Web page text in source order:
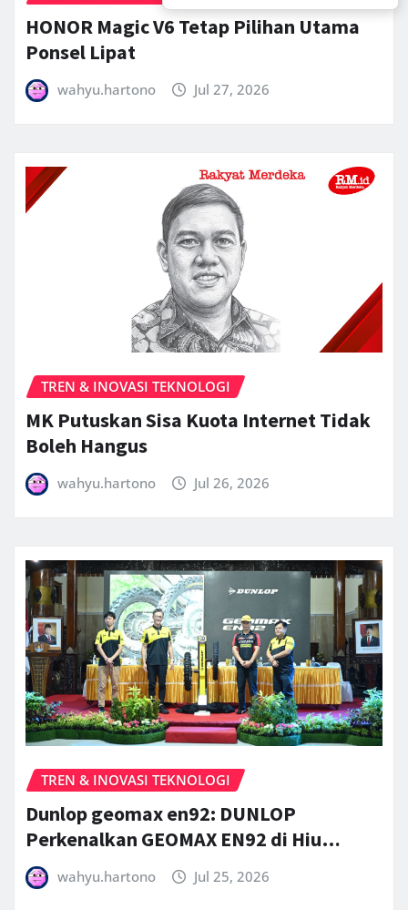
HONOR Magic V6 Tetap Pilihan Utama
Ponsel Lipat
wahyu.hartono Jul 27, 2026
TREN & INOVASI TEKNOLOGI
MK Putuskan Sisa Kuota Internet Tidak
Boleh Hangus
wahyu.hartono Jul 26, 2026
TREN & INOVASI TEKNOLOGI
Dunlop geomax en92: DUNLOP
Perkenalkan GEOMAX EN92 di Hiu…
wahyu.hartono Jul 25, 2026